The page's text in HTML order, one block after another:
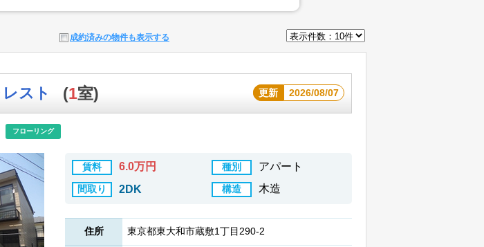
成約済みの物件も表示する
スト (1室) 更新 2026/08/07
フローリング
賃料 6.0万円 種別 アパート
間取り 2DK 構造 木造
住所 東京都東大和市蔵敷1丁目290-2